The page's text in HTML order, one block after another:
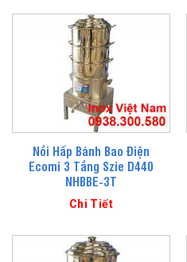
Nồi Hấp Bánh Bao Điện
Ecomi 3 Tầng Szie D440
NHBBE-3T
Chi Tiết